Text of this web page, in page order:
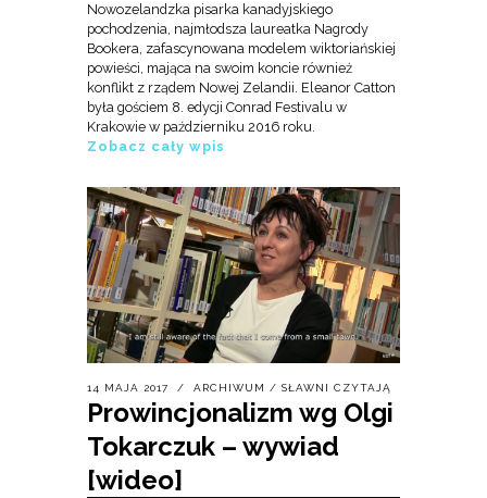
Nowozelandzka pisarka kanadyjskiego
pochodzenia, najmłodsza laureatka Nagrody
Bookera, zafascynowana modelem wiktoriańskiej
powieści, mająca na swoim koncie również
konflikt z rządem Nowej Zelandii. Eleanor Catton
była gościem 8. edycji Conrad Festivalu w
Krakowie w październiku 2016 roku.
Zobacz cały wpis
14 MAJA 2017 ARCHIWUM / SŁAWNI CZYTAJĄ
Prowincjonalizm wg Olgi
Tokarczuk – wywiad
[wideo]